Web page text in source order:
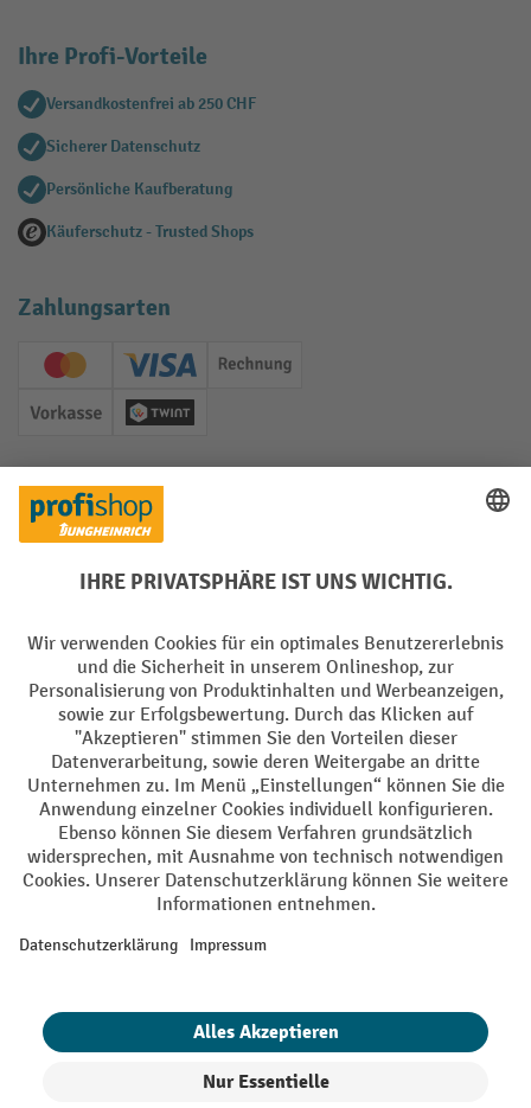
Ihre Profi-Vorteile
Versandkostenfrei ab 250 CHF
Sicherer Datenschutz
Persönliche Kaufberatung
Käuferschutz - Trusted Shops
Zahlungsarten
Creditcard (Master)Creditcard (Visa)
Rechnung
Vorkasse Twint
Soziale Netzwerke
Facebook
YouTube
LinkedInInstagram
Sprachen
DE FR
AGB Impressum Datenschutz Privacy Settings
Alle Preise exkl. gesetzl. Mehrwertsteuer zzgl.Versandkostenund ggf.
Nachnahmegebühren, wenn nicht anders angegeben.
¹ Der Rabatt gilt so lange der Vorrat reicht. Der Rabatt gilt nicht auf
oder Gutscheinen ist nicht möglich. | ² Der Rabatt wird einmalig bei
eingelöst werden. Die Höhe des Rabatts variiert je nach
Produktkategorie und beträgt bis zu 10 % (10 % auf Lager, Umwelt,
Heben | 7% auf Büro). Ausgenommen sind Elektro-Hubwagen,